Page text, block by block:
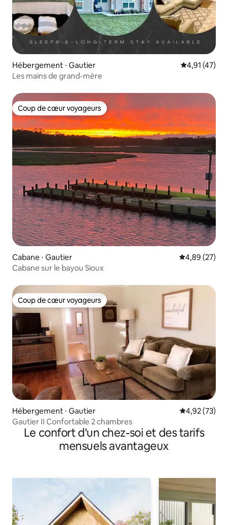
Hébergement ⋅ Gautier Évaluation
4,91 (47)
Les mains de grand-mère
Coup de cœur voyageurs
Coup de cœur voyageurs
Cabane ⋅ Gautier Évaluation
4,89 (27)
Cabane sur le bayou Sioux
Coup de cœur voyageurs
Coup de cœur voyageurs
Hébergement ⋅ Gautier Évaluation
4,92 (73)
Gautier II Confortable 2 chambres
Le confort d'un chez-soi et des tarifs
mensuels avantageux